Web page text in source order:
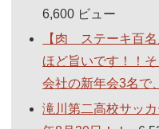
6,600 ビュー
【肉 ステーキ百
ほど旨いです！！
会社の新年会3名で
滝川第二高校サッ